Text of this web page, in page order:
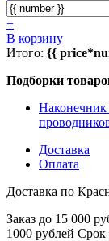
+
В корзину
Итого: {{
Подборки
Доставка
Оплата
Доставка по
Заказ до 15 000
1000 рублей Срок